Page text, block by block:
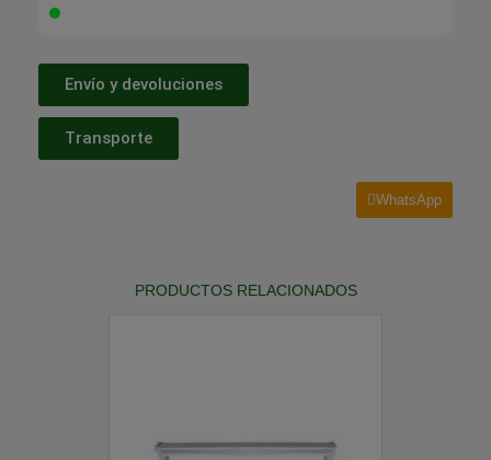
Envío y devoluciones
Transporte
WhatsApp
PRODUCTOS RELACIONADOS